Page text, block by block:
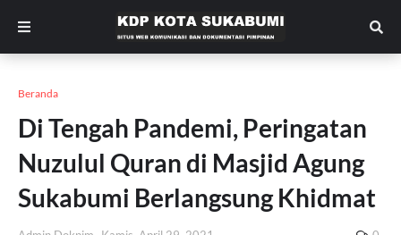
Beranda
Di Tengah Pandemi, Peringatan
Nuzulul Quran di Masjid Agung
Sukabumi Berlangsung Khidmat